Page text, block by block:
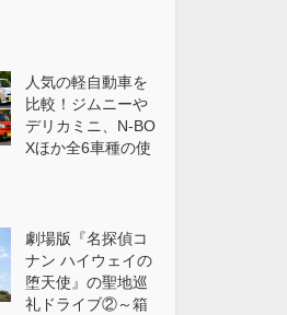
人気の軽自動車を
比較！ジムニーや
デリカミニ、N-BO
Xほか全6車種の使
劇場版『名探偵コ
ナン ハイウェイの
堕天使』の聖地巡
礼ドライブ②～箱